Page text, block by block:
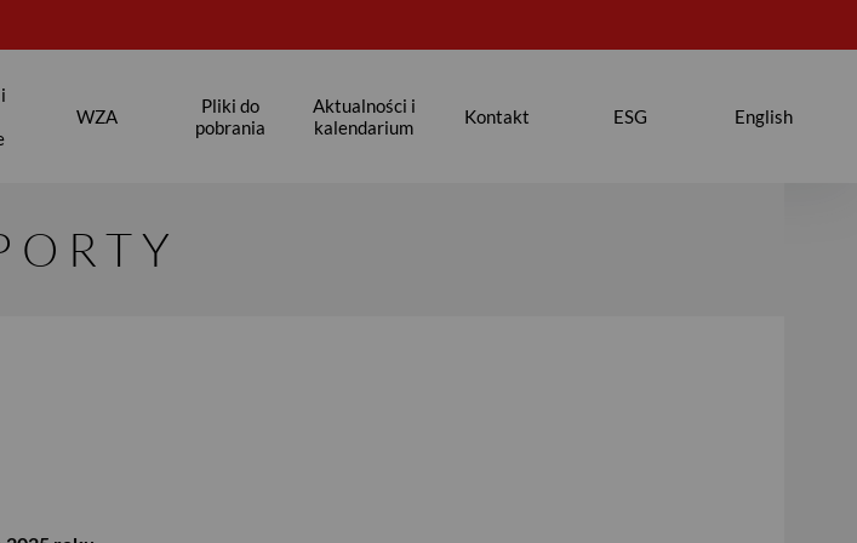
WZA
Pliki do
pobrania
Aktualności i
kalendarium
Kontakt ESG English